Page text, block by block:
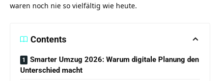
waren noch nie so vielfältig wie heute.
Contents
Smarter Umzug 2026: Warum digitale Planung den
Unterschied macht